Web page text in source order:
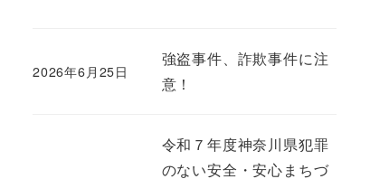
強盗事件、詐欺事件に注
意！
2026年6月25日
令和７年度神奈川県犯罪
のない安全・安心まちづ